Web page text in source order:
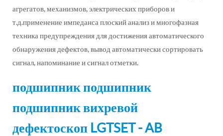
агрегатов, механизмов, электрических приборов и
т.д.применение импеданса плоский анализ и многофазная
техника предупреждения для достижения автоматического
обнаружения дефектов, вывод автоматически сортировать
сигнал, напоминание и сигнал отметки.
подшипник подшипник
подшипник вихревой
дефектоскоп LGTSET - AB